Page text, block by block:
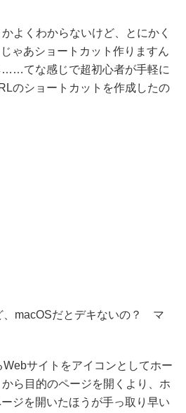
くわからないけど、とにかく
ゃあショートカット作りますん
……てな感じで超初心者が手軽に
のショートカットを作成したの
macOSだとデキないの？ マ
サイトをアイコンとしてホー
ら目的のページを開くより、ホ
ジを開いたほうが手っ取り早い